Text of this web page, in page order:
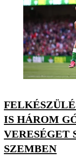
IS HÁROM
VERESÉGET
SZEMBEN